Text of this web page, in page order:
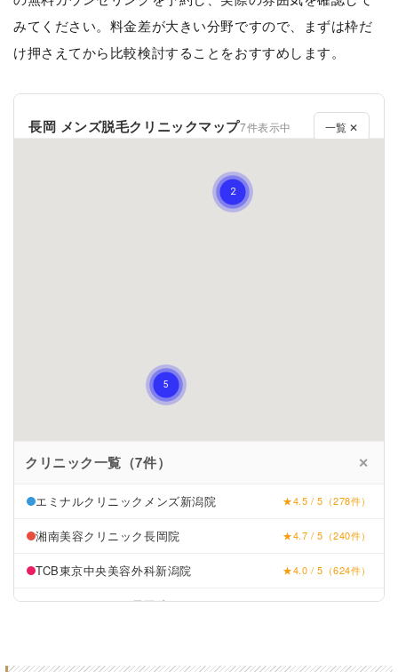
みてください。料金差が大きい分野ですので、まずは枠だ
け押さえてから比較検討することをおすすめします。
長岡 メンズ脱毛クリニックマップ7件表示中 一覧 ✕
クリニック一覧（7件） ✕
エミナルクリニックメンズ新潟院 ★4.5 / 5（278件）
湘南美容クリニック長岡院 ★4.7 / 5（240件）
TCB東京中央美容外科新潟院 ★4.0 / 5（624件）
あおばクリニック長岡院 ★4.5 / 5（2件）